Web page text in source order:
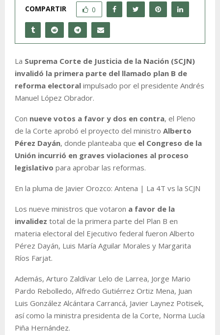
COMPARTIR 0
La Suprema Corte de Justicia de la Nación (SCJN)
invalidó la primera parte del llamado plan B de
reforma electoral impulsado por el presidente Andrés
Manuel López Obrador.
Con nueve votos a favor y dos en contra, el Pleno
de la Corte aprobó el proyecto del ministro Alberto
Pérez Dayán, donde planteaba que el Congreso de la
Unión incurrió en graves violaciones al proceso
legislativo para aprobar las reformas.
En la pluma de Javier Orozco: Antena | La 4T vs la SCJN
Los nueve ministros que votaron a favor de la
invalidez total de la primera parte del Plan B en
materia electoral del Ejecutivo federal fueron Alberto
Pérez Dayán, Luis María Aguilar Morales y Margarita
Ríos Farjat.
Además, Arturo Zaldívar Lelo de Larrea, Jorge Mario
Pardo Rebolledo, Alfredo Gutiérrez Ortiz Mena, Juan
Luis González Alcántara Carrancá, Javier Laynez Potisek,
así como la ministra presidenta de la Corte, Norma Lucía
Piña Hernández.